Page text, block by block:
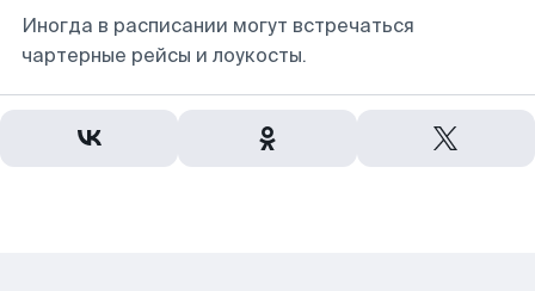
Иногда в расписании могут встречаться
чартерные рейсы и лоукосты.